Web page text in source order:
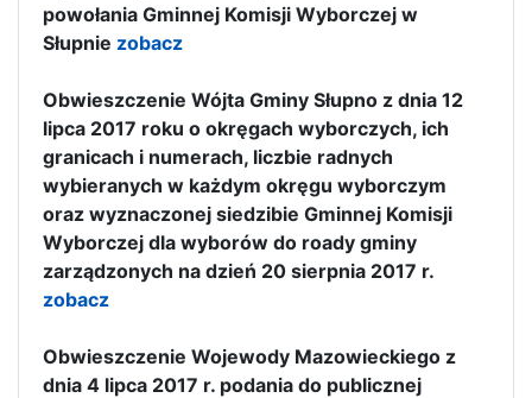
powołania Gminnej Komisji Wyborczej w
Słupnie zobacz
Obwieszczenie Wójta Gminy Słupno z dnia 12
lipca 2017 roku o okręgach wyborczych, ich
granicach i numerach, liczbie radnych
wybieranych w każdym okręgu wyborczym
oraz wyznaczonej siedzibie Gminnej Komisji
Wyborczej dla wyborów do roady gminy
zarządzonych na dzień 20 sierpnia 2017 r.
zobacz
Obwieszczenie Wojewody Mazowieckiego z
dnia 4 lipca 2017 r. podania do publicznej